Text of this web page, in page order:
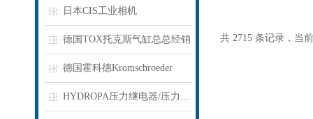
日本CIS工业相机
德国TOX托克斯气缸总总经销
德国霍科德Kromschroeder
HYDROPA压力继电器/压力开关
共 2715 条记录，当